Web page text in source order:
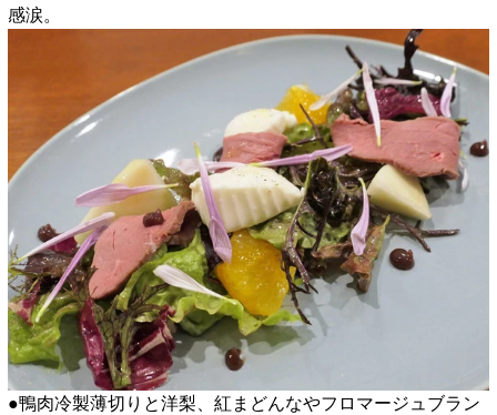
感涙。
●鴨肉冷製薄切りと洋梨、紅まどんなやフロマージュブラン